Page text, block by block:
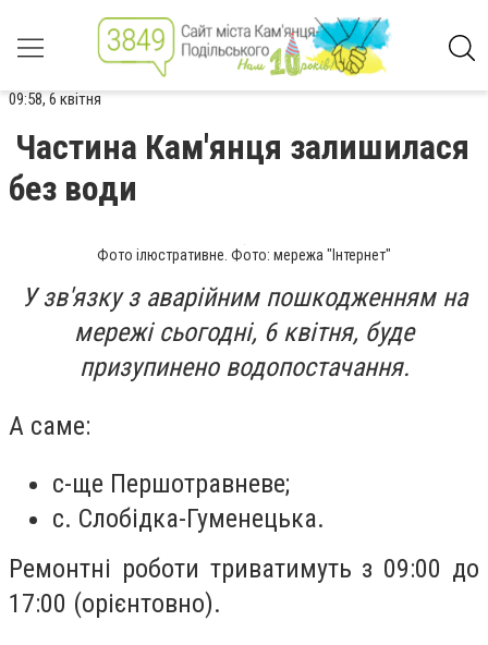
09:58, 6 квітня
Частина Кам'янця залишилася
без води
Фото ілюстративне. Фото: мережа "Інтернет"
У зв'язку з аварійним пошкодженням на
мережі сьогодні, 6 квітня, буде
призупинено водопостачання.
А саме:
с-ще Першотравневе;
с. Слобідка-Гуменецька.
Ремонтні роботи триватимуть з 09:00 до
17:00 (орієнтовно).